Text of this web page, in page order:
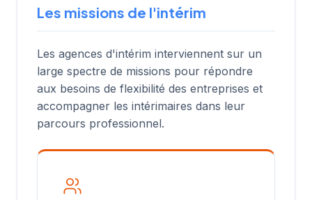
Les missions de l'intérim
Les agences d'intérim interviennent sur un
large spectre de missions pour répondre
aux besoins de flexibilité des entreprises et
accompagner les intérimaires dans leur
parcours professionnel.